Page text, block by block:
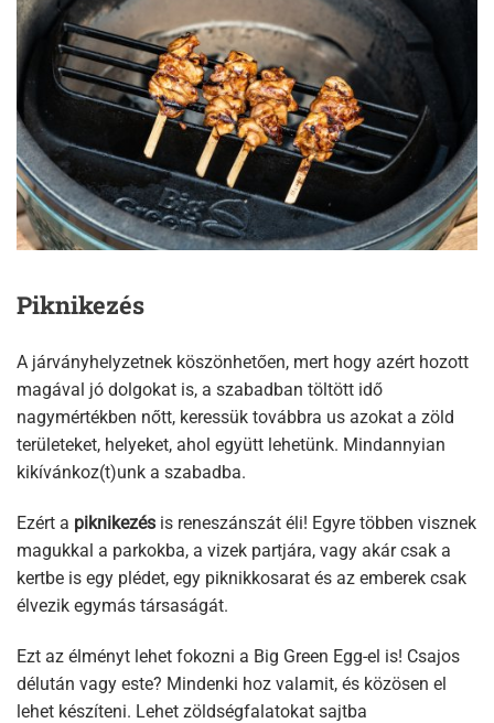
Piknikezés
A járványhelyzetnek köszönhetően, mert hogy azért hozott
magával jó dolgokat is, a szabadban töltött idő
nagymértékben nőtt, keressük továbbra us azokat a zöld
területeket, helyeket, ahol együtt lehetünk. Mindannyian
kikívánkoz(t)unk a szabadba.
Ezért a piknikezés is reneszánszát éli! Egyre többen visznek
magukkal a parkokba, a vizek partjára, vagy akár csak a
kertbe is egy plédet, egy piknikkosarat és az emberek csak
élvezik egymás társaságát.
Ezt az élményt lehet fokozni a Big Green Egg-el is! Csajos
délután vagy este? Mindenki hoz valamit, és közösen el
lehet készíteni. Lehet zöldségfalatokat sajtba